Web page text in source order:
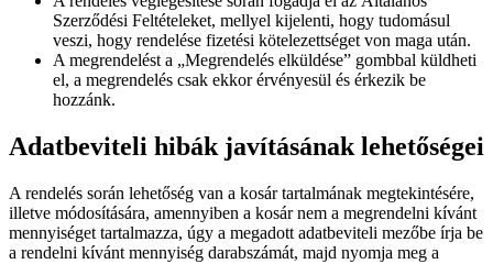
Szerződési Feltételeket, mellyel kijelenti, hogy tudomásul
veszi, hogy rendelése fizetési kötelezettséget von maga után.
A megrendelést a „Megrendelés elküldése” gombbal küldheti
el, a megrendelés csak ekkor érvényesül és érkezik be
hozzánk.
Adatbeviteli hibák javításának lehetőségei
A rendelés során lehetőség van a kosár tartalmának megtekintésére,
illetve módosítására, amennyiben a kosár nem a megrendelni kívánt
mennyiséget tartalmazza, úgy a megadott adatbeviteli mezőbe írja be
a rendelni kívánt mennyiség darabszámát, majd nyomja meg a